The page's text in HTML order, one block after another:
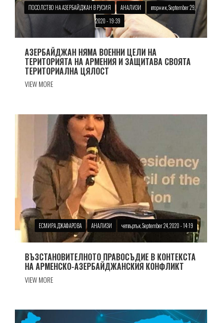
ПОСОЛСТВО НА АЗЕРБАЙДЖАН В РУСИЯ АНАЛИЗИ
вторник, September 29,
2020 - 19:39
АЗЕРБАЙДЖАН НЯМА ВОЕННИ ЦЕЛИ НА
ТЕРИТОРИЯТА НА АРМЕНИЯ И ЗАЩИТАВА СВОЯТА
ТЕРИТОРИАЛНА ЦЯЛОСТ
VIEW MORE
ЕСМИРА ДЖАФАРОВА АНАЛИЗИ четвъртък, September 24, 2020 - 14:19
ВЪЗСТАНОВИТЕЛНОТО ПРАВОСЪДИЕ В КОНТЕКСТА
НА АРМЕНСКО-АЗЕРБАЙДЖАНСКИЯ КОНФЛИКТ
VIEW MORE